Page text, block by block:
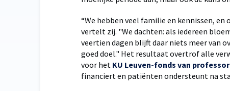
“We hebben veel familie en kennissen,
vertelt zij. "We dachten: als iedereen
veertien dagen blijft daar niets meer van
goed doel." Het resultaat overtrof alle
voor het KU Leuven-fonds van
financiert en patiënten ondersteunt na